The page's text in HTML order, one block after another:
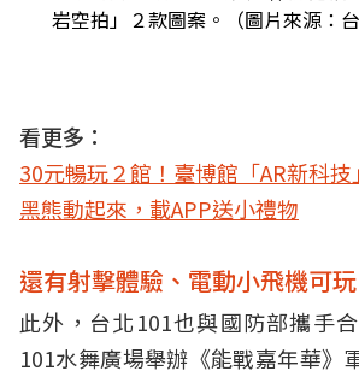
岩空拍」２款圖案。（圖片來源：台
看更多：
30元暢玩２館！臺博館「AR新科
黑熊動起來，載APP送小禮物
還有射擊體驗、電動小飛機可玩
此外，台北101也與國防部攜手
101水舞廣場舉辦《能戰嘉年華》